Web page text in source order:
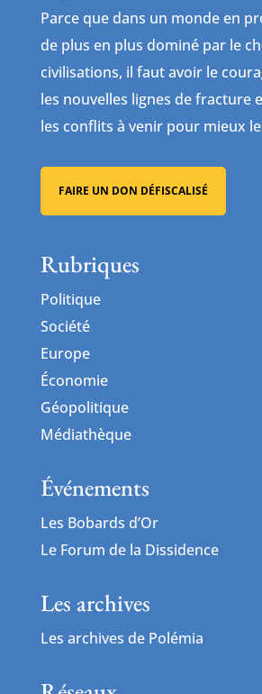
Parce que dans un monde en
de plus en plus dominé par le
civilisations, il faut avoir le
les nouvelles lignes de fracture
les conflits à venir pour mieux
FAIRE UN DON DÉFISCALISÉ
Rubriques
Politique
Société
Europe
Économie
Géopolitique
Médiathèque
Événements
Les Bobards d’Or
Le Forum de la Dissidence
Les archives
Les archives de Polémia